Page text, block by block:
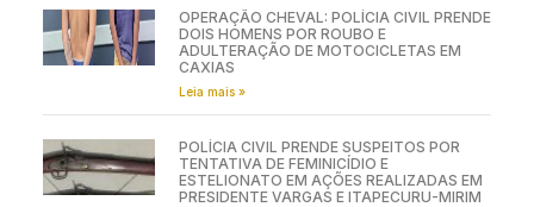
OPERAÇÃO CHEVAL: POLÍCIA CIVIL PRENDE
DOIS HOMENS POR ROUBO E
ADULTERAÇÃO DE MOTOCICLETAS EM
CAXIAS
Leia mais »
POLÍCIA CIVIL PRENDE SUSPEITOS POR
TENTATIVA DE FEMINICÍDIO E
ESTELIONATO EM AÇÕES REALIZADAS EM
PRESIDENTE VARGAS E ITAPECURU-MIRIM